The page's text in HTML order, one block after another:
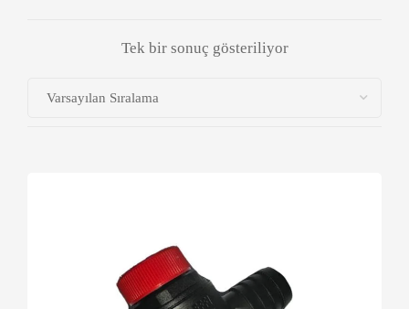
Tek bir sonuç gösteriliyor